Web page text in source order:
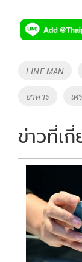
e
b
o
k
tt
er
Tags
LINE MAN
อาหาร เศ
ข่าวที่เ